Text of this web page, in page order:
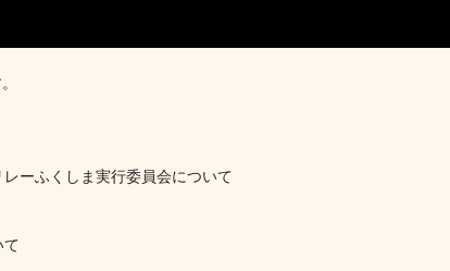
ーふくしま実行委員会について